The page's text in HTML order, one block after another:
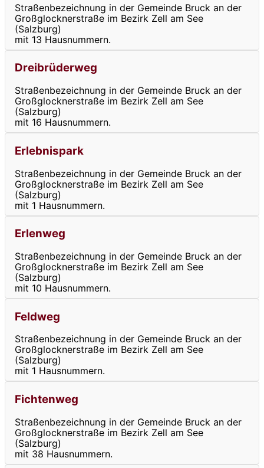
Straßenbezeichnung in der Gemeinde Bruck an der
Großglocknerstraße im Bezirk Zell am See
(Salzburg)
mit 13 Hausnummern.
Dreibrüderweg
Straßenbezeichnung in der Gemeinde Bruck an der
Großglocknerstraße im Bezirk Zell am See
(Salzburg)
mit 16 Hausnummern.
Erlebnispark
Straßenbezeichnung in der Gemeinde Bruck an der
Großglocknerstraße im Bezirk Zell am See
(Salzburg)
mit 1 Hausnummern.
Erlenweg
Straßenbezeichnung in der Gemeinde Bruck an der
Großglocknerstraße im Bezirk Zell am See
(Salzburg)
mit 10 Hausnummern.
Feldweg
Straßenbezeichnung in der Gemeinde Bruck an der
Großglocknerstraße im Bezirk Zell am See
(Salzburg)
mit 1 Hausnummern.
Fichtenweg
Straßenbezeichnung in der Gemeinde Bruck an der
Großglocknerstraße im Bezirk Zell am See
(Salzburg)
mit 38 Hausnummern.